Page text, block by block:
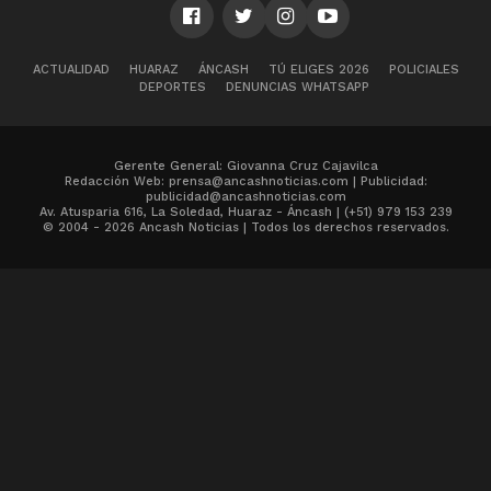
ACTUALIDAD HUARAZ ÁNCASH TÚ ELIGES 2026
POLICIALES
DEPORTES
DENUNCIAS WHATSAPP
Gerente General: Giovanna Cruz Cajavilca
Redacción Web: prensa@ancashnoticias.com | Publicidad:
publicidad@ancashnoticias.com
Av. Atusparia 616, La Soledad, Huaraz - Áncash | (+51) 979 153 239
© 2004 - 2026 Ancash Noticias | Todos los derechos reservados.